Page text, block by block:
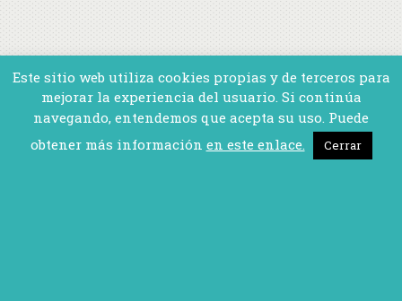
Este sitio web utiliza cookies propias y de terceros para
mejorar la experiencia del usuario. Si continúa
navegando, entendemos que acepta su uso. Puede
obtener más información en este enlace. Cerrar